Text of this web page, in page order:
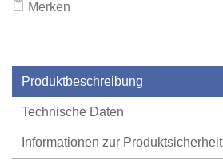
Merken
Produktbeschreibung
Technische Daten
Informationen zur Produktsicherheit